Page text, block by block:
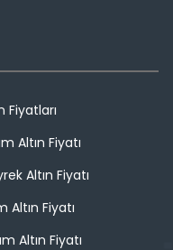
Fiyatları
Altın Fiyatı
Altın Fiyatı
Altın Fiyatı
Altın Fiyatı